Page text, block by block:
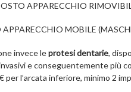
APPARECCHIO
MOBILE
invece leprotesi dentarie,
e conseguentemente più
per l’arcata inferiore, minimo 2